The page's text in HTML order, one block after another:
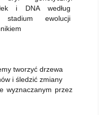
i DNA według
ewolucji
tworzyć drzewa
i śledzić zmiany
wyznaczanym przez